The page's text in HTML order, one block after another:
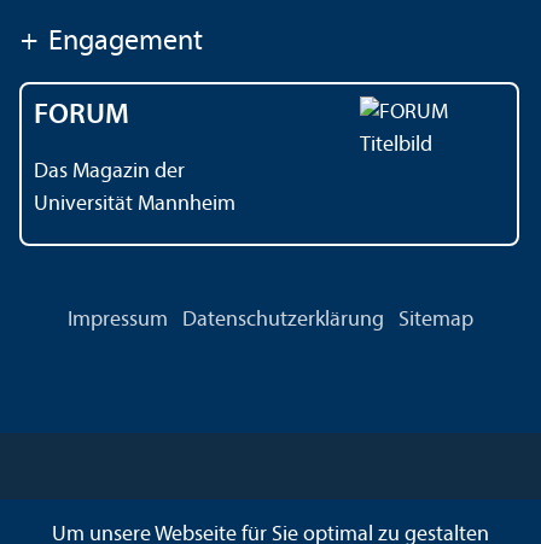
+ Engagement
FORUM
Das Magazin der
Universität Mannheim
Impressum Datenschutz­erklärung Sitemap
Um unsere Webseite für Sie optimal zu gestalten